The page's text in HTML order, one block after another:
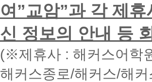
시
면
빠
른
간
내
에
여”교암”과 각 제
신 정보의 안내 등
(※제휴사 : 해커스어학
해커스종로/해커스/해커